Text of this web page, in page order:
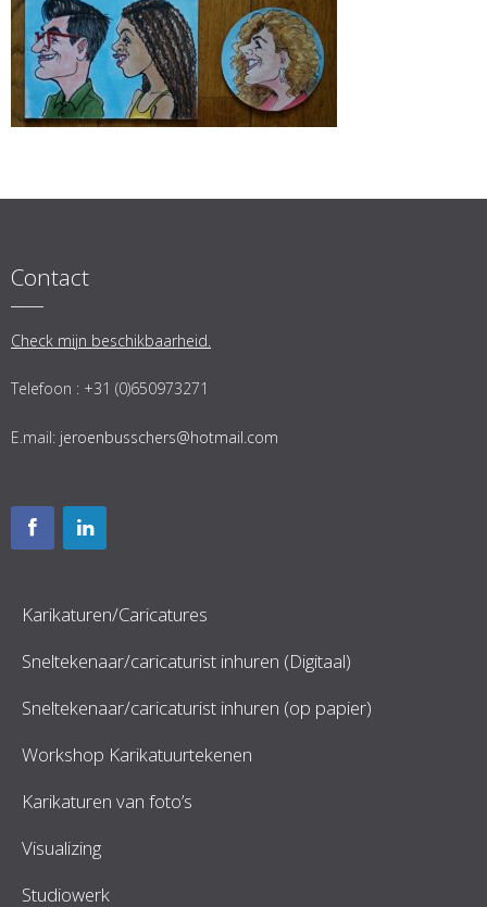
Contact
Check mijn beschikbaarheid.
Telefoon : +31 (0)650973271
E.mail: jeroenbusschers@hotmail.com
Karikaturen/Caricatures
Sneltekenaar/caricaturist inhuren (Digitaal)
Sneltekenaar/caricaturist inhuren (op papier)
Workshop Karikatuurtekenen
Karikaturen van foto’s
Visualizing
Studiowerk